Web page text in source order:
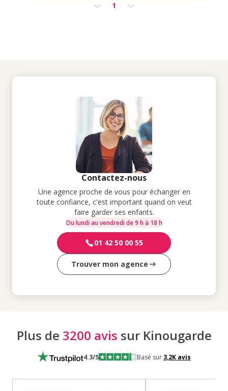
1
Contactez-nous
Une agence proche de vous pour échanger en
toute confiance, c'est important quand on veut
faire garder ses enfants.
Du lundi au vendredi de 9 h à 18 h
01 42 50 00 55
Trouver mon agence
Plus de 3200 avis sur Kinougarde
4.3/5 Basé sur 3,2Kavis